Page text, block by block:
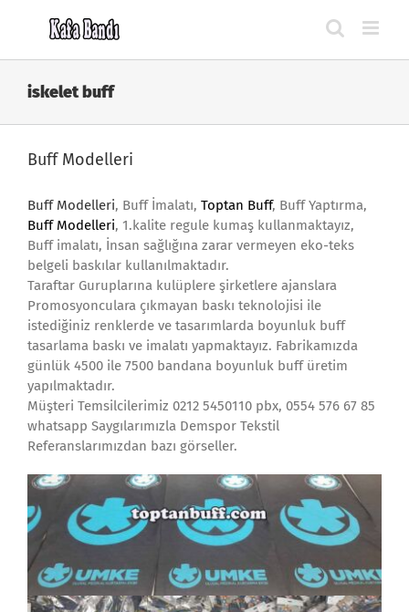
iskelet buff
Buff Modelleri
Buff Modelleri, Buff İmalatı, Toptan Buff, Buff Yaptırma,
Buff Modelleri, 1.kalite regule kumaş kullanmaktayız,
Buff imalatı, İnsan sağlığına zarar vermeyen eko-teks
belgeli baskılar kullanılmaktadır.
Taraftar Guruplarına kulüplere şirketlere ajanslara
Promosyonculara çıkmayan baskı teknolojisi ile
istediğiniz renklerde ve tasarımlarda boyunluk buff
tasarlama baskı ve imalatı yapmaktayız. Fabrikamızda
günlük 4500 ile 7500 bandana boyunluk buff üretim
yapılmaktadır.
Müşteri Temsilcilerimiz 0212 5450110 pbx, 0554 576 67 85
whatsapp Saygılarımızla Demspor Tekstil
Referanslarımızdan bazı görseller.